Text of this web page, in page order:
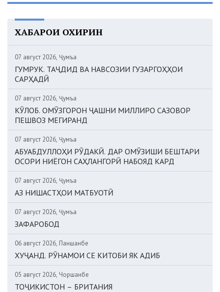
ХАБАРҲОИ ОХИРИН
07 август 2026, Ҷумъа
ГУМРУК. ТАҶДИД ВА НАВСОЗИИ ГУЗАРГОҲҲОИ
САРҲАДӢ
07 август 2026, Ҷумъа
КӮЛОБ. ОМӮЗГОРОН ҶАШНИ МИЛЛИРО САЗОВОР
ПЕШВОЗ МЕГИРАНД
07 август 2026, Ҷумъа
АБУАБДУЛЛОҲИ РӮДАКӢ. ДАР ОМӮЗИШИ БЕШТАРИ
ОСОРИ НИЁГОН САҲЛАНГОРӢ НАБОЯД КАРД
07 август 2026, Ҷумъа
АЗ НИШАСТҲОИ МАТБУОТӢ
07 август 2026, Ҷумъа
ЗАФАРОБОД
06 август 2026, Панҷшанбе
ХУҶАНД. РӮНАМОИ СЕ КИТОБИ ЯК АДИБ
05 август 2026, Чоршанбе
ТОҶИКИСТОН – БРИТАНИЯ